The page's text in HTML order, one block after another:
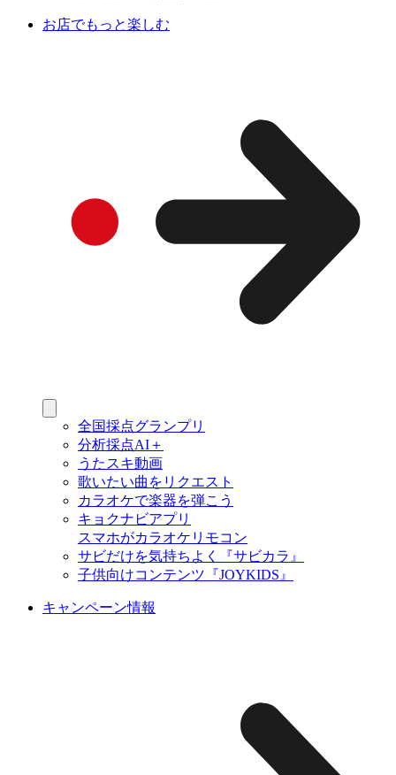
お店でもっと楽しむ
全国採点グランプリ
分析採点AI＋
うたスキ動画
歌いたい曲をリクエスト
カラオケで楽器を弾こう
キョクナビアプリ
スマホがカラオケリモコン
サビだけを気持ちよく『サビカラ』
子供向けコンテンツ『JOYKIDS』
キャンペーン情報